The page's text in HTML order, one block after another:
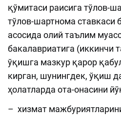
қўмитаси раисига тўлов-
тўлов-шартнома ставкаси
асосида олий таълим
бакалавриатига (иккинчи
ўқишга мазкур қарор
кирган, шунингдек, ўқиш
ҳолатларда ота-онасини
– хизмат